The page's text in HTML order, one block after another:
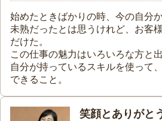
始めたときばかりの時、今の自分
未熟だったとは思うけれど、お客
だけた。
この仕事の魅力はいろいろな方と
自分が持っているスキルを使って
できること。
笑顔とありがと